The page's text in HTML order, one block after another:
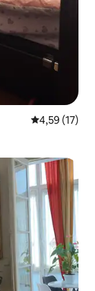
4,59 de uma
4,59 (17)